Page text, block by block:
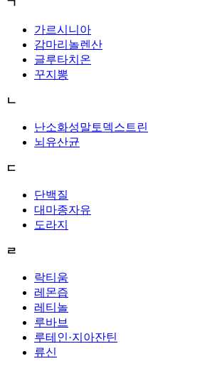
ㄱ
가르시니아
감마리놀렌산
글루타치온
꾸지뽕
ㄴ
난소화성말토덱스트린
뇌유산균
ㄷ
단백질
대마종자유
도라지
ㄹ
락티움
레몬즙
레티놀
루바브
루테인·지아잔틴
류신